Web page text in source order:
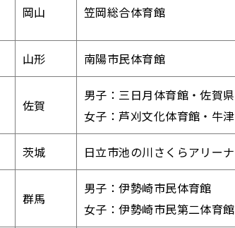
岡山 笠岡総合体育館
山形 南陽市民体育館
佐賀
男子：三日月体育館・佐賀
女子：芦刈文化体育館・牛
茨城 日立市池の川さくらアリーナ
群馬
男子：伊勢崎市民体育館
女子：伊勢崎市民第二体育館